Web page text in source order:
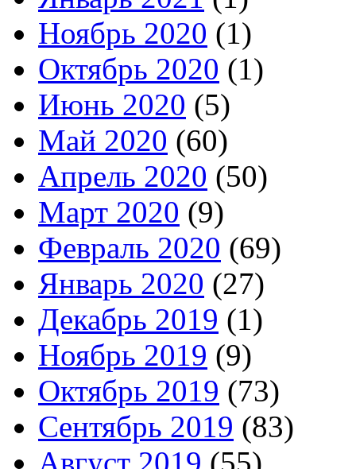
Ноябрь 2020 (1)
Октябрь 2020 (1)
Июнь 2020 (5)
Май 2020 (60)
Апрель 2020 (50)
Март 2020 (9)
Февраль 2020 (69)
Январь 2020 (27)
Декабрь 2019 (1)
Ноябрь 2019 (9)
Октябрь 2019 (73)
Сентябрь 2019 (83)
Август 2019 (55)